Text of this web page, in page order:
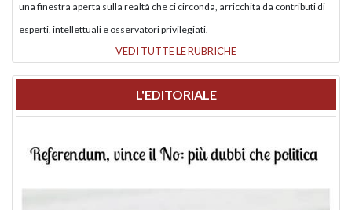
una finestra aperta sulla realtà che ci circonda, arricchita da contributi di
esperti, intellettuali e osservatori privilegiati.
VEDI TUTTE LE RUBRICHE
L'EDITORIALE